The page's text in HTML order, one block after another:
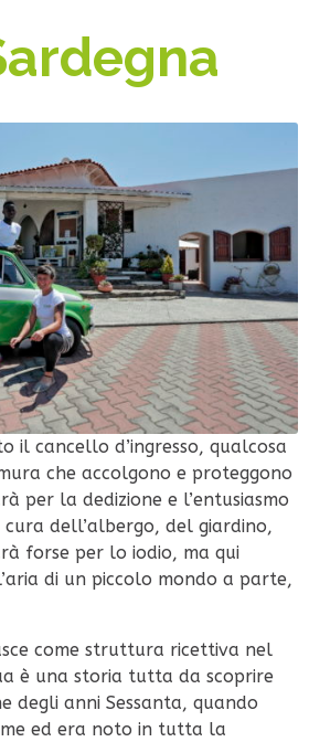
il cancello d’ingresso, qualcosa
che accolgono e proteggono
per la dedizione e l’entusiasmo
cura dell’albergo, del giardino,
forse per lo iodio, ma qui
di un piccolo mondo a parte,
come struttura ricettiva nel
è una storia tutta da scoprire
degli anni Sessanta, quando
ed era noto in tutta la